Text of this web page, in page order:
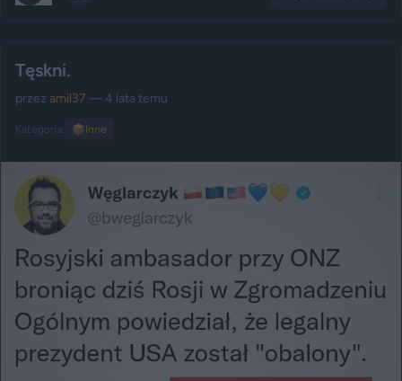
Tęskni.
przez amil37 — 4 lata temu
Kategoria: 📦 Inne